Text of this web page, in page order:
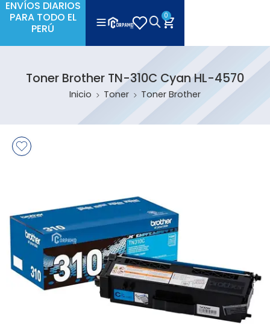
ENVÍOS DIARIOS
PARA TODO EL
PERÚ
0
Toner Brother TN-310C Cyan HL-4570
Inicio Toner Toner Brother